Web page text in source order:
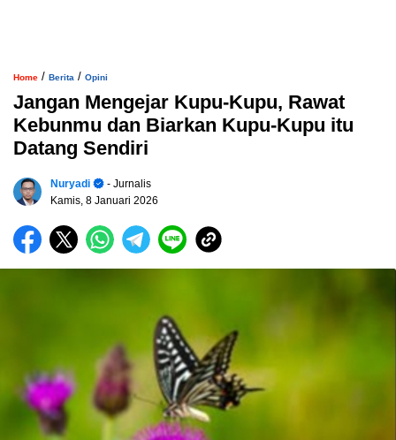
Home / Berita / Opini
Jangan Mengejar Kupu-Kupu, Rawat
Kebunmu dan Biarkan Kupu-Kupu itu
Datang Sendiri
Nuryadi
- Jurnalis
Kamis, 8 Januari 2026